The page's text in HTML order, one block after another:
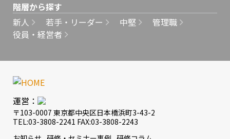
運営：
〒103-0007 東京都中央区日本橋浜町3-43-2
TEL:03-3808-2241 FAX:03-3808-2243
階層から探す
新人
若手・リーダー 中堅
管理職
役員・経営者